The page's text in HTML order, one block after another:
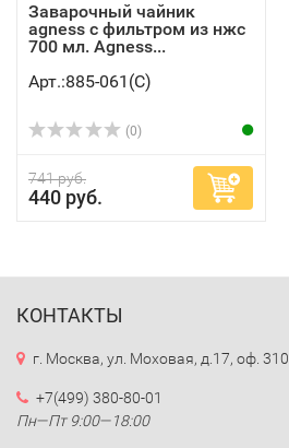
Заварочный чайник
agness с фильтром из нжс
700 мл. Agness...
Арт.:885-061(C)
(0)
741 руб.
440 руб.
КОНТАКТЫ
г. Москва, ул. Моховая, д.17, оф. 310
+7(499) 380-80-01
Пн—Пт 9:00—18:00